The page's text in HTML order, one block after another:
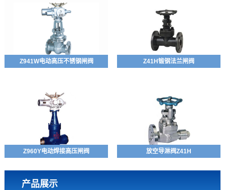
Z941W电动高压不锈钢闸阀 Z41H锻钢法兰闸阀
Z960Y电动焊接高压闸阀 放空导淋阀Z41H
产品展示